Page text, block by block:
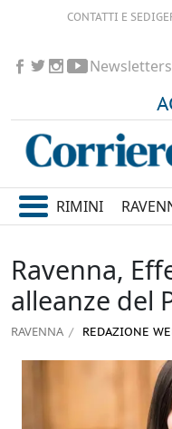
CONTATTI E SEDI
Newsletters
RIMINI
Ravenna,
alleanze del
RAVENNA REDAZIONE